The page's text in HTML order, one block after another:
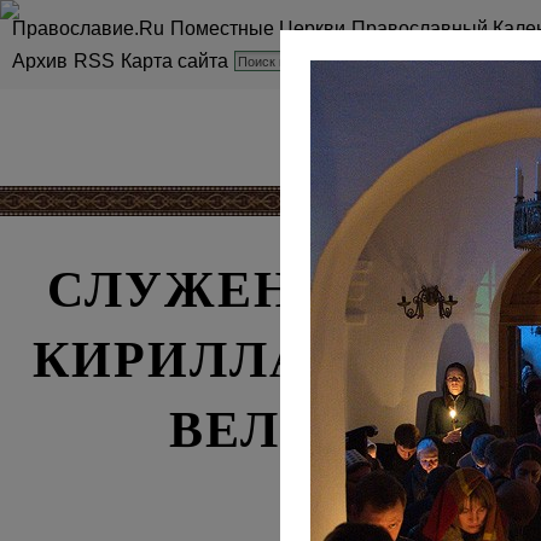
Православие.Ru Поместные Церкви Православный
Архив RSS Карта сайта
СЛУЖЕНИЕ
КИРИЛЛА В
ВЕЛИКИМ